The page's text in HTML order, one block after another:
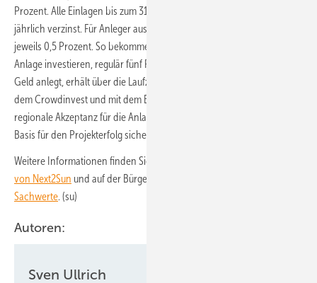
Prozent. Alle Einlagen bis zum 31. Mai 2026 werden mit fünf Prozent
jährlich verzinst. Für Anleger aus der Region gibt es einen Bonus von
jeweils 0,5 Prozent. So bekommen die Anwohner, wenn sie in die
Anlage investieren, regulär fünf Prozent. Wer bis zum 31. Mai 2026
Geld anlegt, erhält über die Laufzeit jährlich 5,5 Prozent Zinsen. Mit
dem Crowdinvest und mit dem Bonus für Anwohner will Next2Sun die
regionale Akzeptanz für die Anlage steigern – und damit langfristig die
Basis für den Projekterfolg sichern.
Weitere Informationen finden Sie auf der
von Next2Sun und auf der Bürgerbeteiligungsplattform
Sachwerte. (su)
Autoren:
Sven Ullrich